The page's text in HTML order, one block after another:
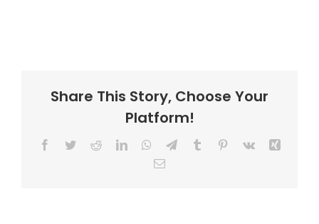
Share This Story, Choose Your
Platform!
Facebook
TwitterRedditLinkedInWhatsApp
TelegramTumblr Pinterest
Vk
Email